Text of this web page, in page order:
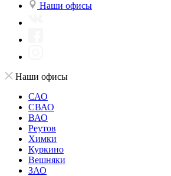
Наши офисы
Наши офисы
САО
СВАО
ВАО
Реутов
Химки
Куркино
Вешняки
ЗАО